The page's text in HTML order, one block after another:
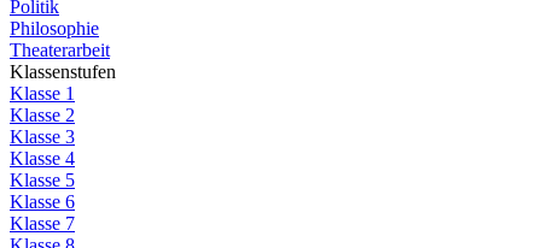
Politik
Philosophie
Theaterarbeit
Klassenstufen
Klasse 1
Klasse 2
Klasse 3
Klasse 4
Klasse 5
Klasse 6
Klasse 7